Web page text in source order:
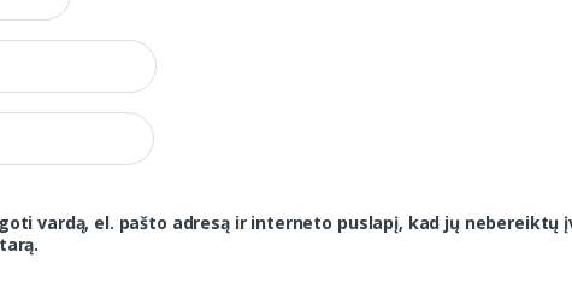
vardą, el. pašto adresą ir interneto puslapį, kad jų nebereiktų